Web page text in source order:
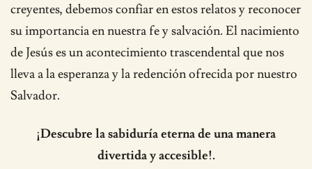
creyentes, debemos confiar en estos relatos y reconocer
su importancia en nuestra fe y salvación. El nacimiento
de Jesús es un acontecimiento trascendental que nos
lleva a la esperanza y la redención ofrecida por nuestro
Salvador.
¡Descubre la sabiduría eterna de una manera
divertida y accesible!.